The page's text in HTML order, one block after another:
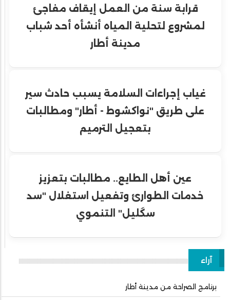
قرابة سنة من العمل إيقاف مفاجئ
لمشروع لتحلية المياه أنشأه أحد شباب
مدينة أطار
غياب إجراءات السلامة يسبب حادث سير
على طريق "نواكشوط - أطار" ومطالبات
بتعجيل الترميم
عين أهل الطايع.. مطالبات بتعزيز
خدمات الطوارئ وتفعيل استغلال "سد
سگليل" التنموي
آراء
برنامج الصراحة من مدينة أطار